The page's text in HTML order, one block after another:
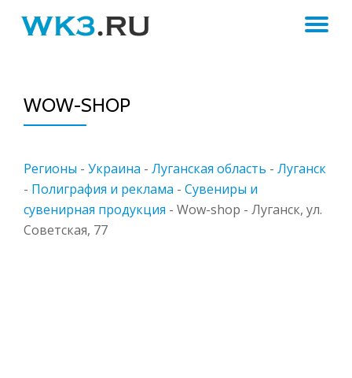
WOW-SHOP
Регионы - Украина - Луганская область - Луганск
- Полиграфия и реклама - Сувениры и
сувенирная продукция - Wow-shop - Луганск, ул.
Советская, 77